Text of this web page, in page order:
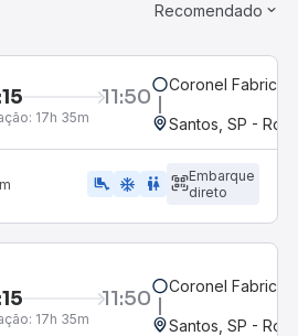
Recomendado
11:50
17h 35m
Coronel
Santos, SP -
airline_seat_legroom_extra ac_unit WC
Embarque
direto
11:50
17h 35m
Coronel
Santos, SP -